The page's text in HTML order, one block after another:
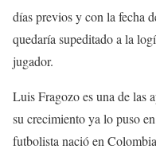
días previos y con la fecha
quedaría supeditado a la
jugador.
Luis Fragozo es una de las
su crecimiento ya lo puso
futbolista nació en